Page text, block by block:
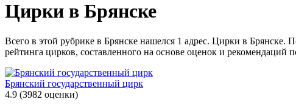
Цирки в Брянске
Всего в этой рубрике в Брянске нашелся 1 адрес. Цирки в
рейтинга цирков, составленного на основе оценок и рекомендаций
Брянский государственный цирк
4.9 (3982 оценки)